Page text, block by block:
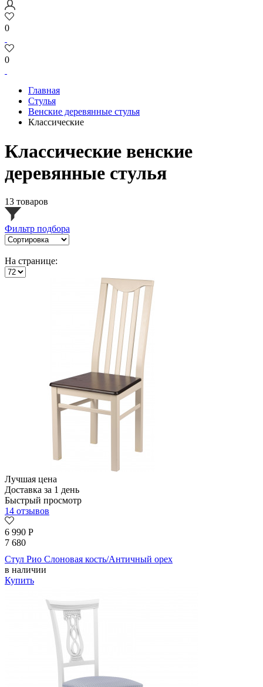
0
0
Главная
Стулья
Венские деревянные стулья
Классические
Классические венские
деревянные стулья
13 товаров
Фильтр подбора
На странице:
Лучшая цена
Доставка за 1 день
Быстрый просмотр
14 отзывов
6 990 Р
7 680
Стул Рио Cлоновая кость/Античный орех
в наличии
Купить